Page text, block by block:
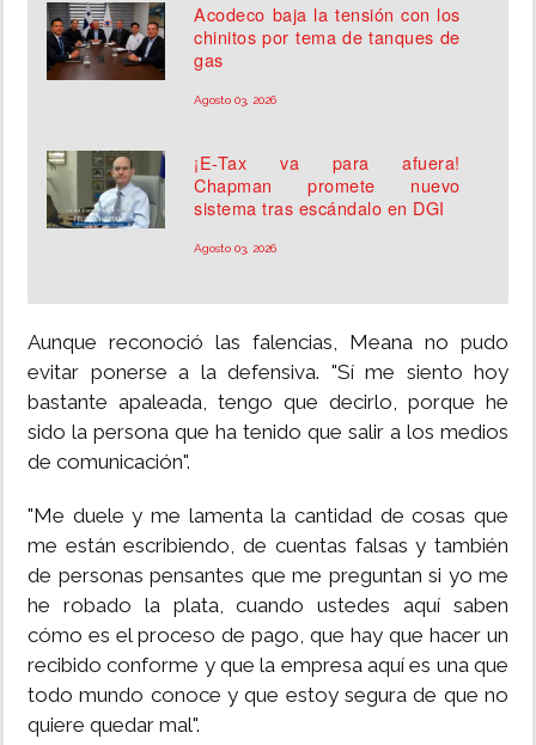
Acodeco baja la tensión con los
chinitos por tema de tanques de
gas
Agosto 03, 2026
¡E-Tax va para afuera!
Chapman promete nuevo
sistema tras escándalo en DGI
Agosto 03, 2026
Aunque reconoció las falencias, Meana no pudo
evitar ponerse a la defensiva. "Sí me siento hoy
bastante apaleada, tengo que decirlo, porque he
sido la persona que ha tenido que salir a los medios
de comunicación".
"Me duele y me lamenta la cantidad de cosas que
me están escribiendo, de cuentas falsas y también
de personas pensantes que me preguntan si yo me
he robado la plata, cuando ustedes aquí saben
cómo es el proceso de pago, que hay que hacer un
recibido conforme y que la empresa aquí es una que
todo mundo conoce y que estoy segura de que no
quiere quedar mal".